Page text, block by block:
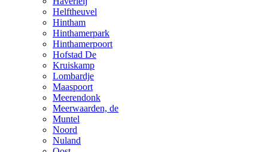
Helftheuvel
Hintham
Hinthamerpark
Hinthamerpoort
Hofstad De
Kruiskamp
Lombardje
Maaspoort
Meerendonk
Meerwaarden, de
Muntel
Noord
Nuland